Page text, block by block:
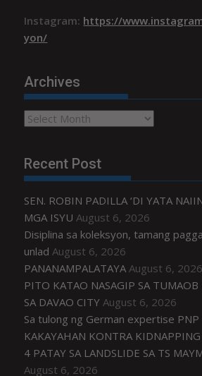
Instagram: https://
yon/
Archives
Archives
Recent Post
SEN. ROBIN PADILLA ‘DI YATA
MGA ISYU August 6, 2026
Disiplina sa koleksyon, tamang
unlad August 6, 2026
PANANAMPALATAYA August 6, 2026
PITO KATAO NASAGIP SA
SA DAVAO CITY August 6, 2026
Sa tulong ng German expertise PNP
KAKAYAHAN KONTRA KIDNAPPING
4 PATAY SA LANDSLIDE SA TS
August 6, 2026